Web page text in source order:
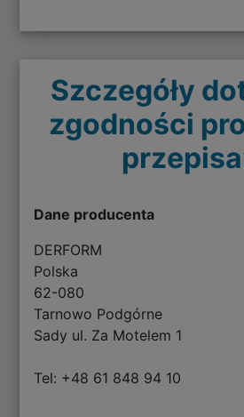
Szczegóły
zgodności
Dane producenta
DERFORM
Polska
62-080
Tarnowo Podgórne
Sady ul. Za Motelem 1
Tel: +48 61 848 94 10